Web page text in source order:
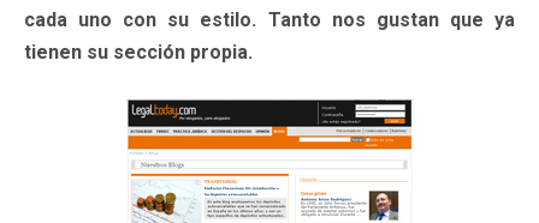
cada uno con su estilo. Tanto nos gustan que ya
tienen su sección propia.